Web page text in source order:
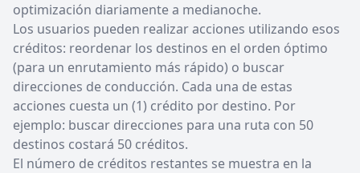
optimización diariamente a medianoche.
Los usuarios pueden realizar acciones utilizando esos
créditos: reordenar los destinos en el orden óptimo
(para un enrutamiento más rápido) o buscar
direcciones de conducción. Cada una de estas
acciones cuesta un (1) crédito por destino. Por
ejemplo: buscar direcciones para una ruta con 50
destinos costará 50 créditos.
El número de créditos restantes se muestra en la